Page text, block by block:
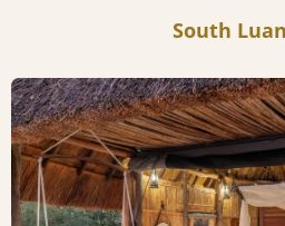
South